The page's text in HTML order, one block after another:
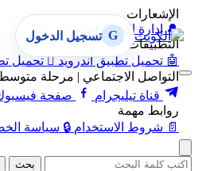
الإشعارات
🔔 إدارة الإشعارات
التطبيقات
🤖 تحميل تطبيق أندرويد  تحميل
التواصل الاجتماعي | مرحلة
قناة تيليجرام
صفحة
روابط مهمة
📄 شروط الاستخدام 🔒 سياسة
G تسجيل الدخول
بحث